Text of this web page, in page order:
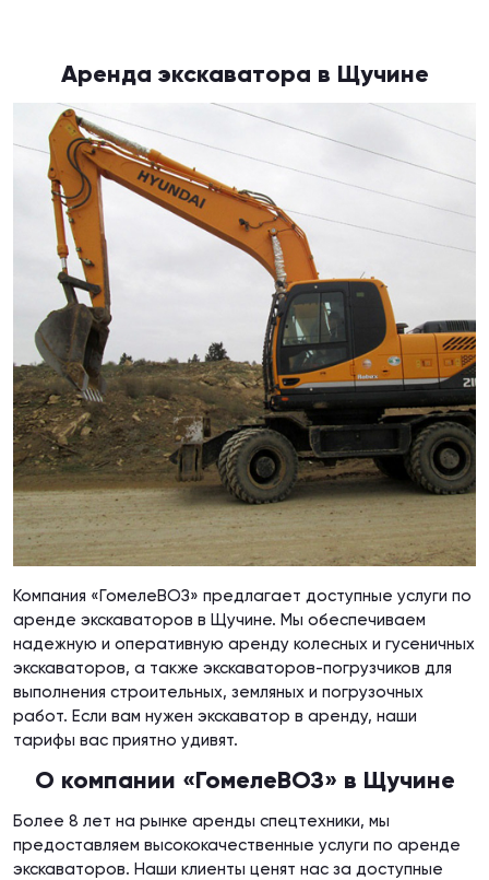
Аренда экскаватора в Щучине
Компания «ГомелеВОЗ» предлагает доступные услуги по
аренде экскаваторов в Щучине. Мы обеспечиваем
надежную и оперативную аренду колесных и гусеничных
экскаваторов, а также экскаваторов-погрузчиков для
выполнения строительных, земляных и погрузочных
работ. Если вам нужен экскаватор в аренду, наши
тарифы вас приятно удивят.
О компании «ГомелеВОЗ» в Щучине
Более 8 лет на рынке аренды спецтехники, мы
предоставляем высококачественные услуги по аренде
экскаваторов. Наши клиенты ценят нас за доступные